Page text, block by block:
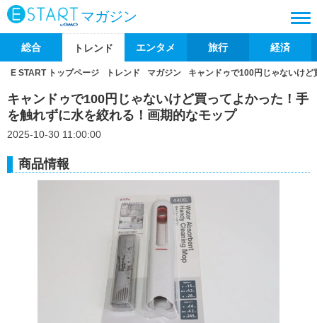
マガジン
総合 トレンド エンタメ 旅行 経済
E START トップページ トレンド マガジン キャンドゥで100円じゃないけ
キャンドゥで100円じゃないけど買ってよかった！手
を触れずに水を絞れる！画期的なモップ
2025-10-30 11:00:00
商品情報